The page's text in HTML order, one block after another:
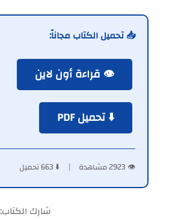
📥 تحميل الكتاب مجاناً:
👁️ قراءة أون لاين
⬇️ تحميل PDF
👁️ 2923 مشاهدة | ⬇️ 663 تحميل
شارك الكتاب: